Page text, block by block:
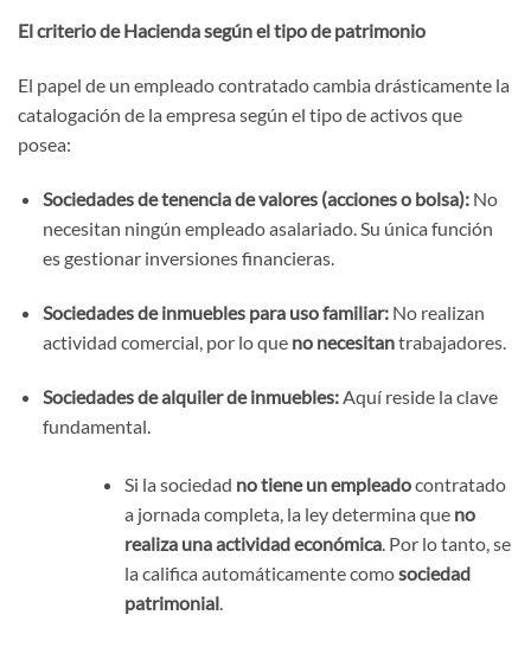
El criterio de Hacienda según el tipo de patrimonio
El papel de un empleado contratado cambia drásticamente la
catalogación de la empresa según el tipo de activos que
posea:
Sociedades de tenencia de valores (acciones o bolsa):No
necesitan ningún empleado asalariado. Su única función
es gestionar inversiones financieras.
Sociedades de inmuebles para uso familiar:No realizan
actividad comercial, por lo que no necesitantrabajadores.
Sociedades de alquiler de inmuebles:Aquí reside la clave
fundamental.
Si la sociedad no tiene un empleadocontratado
a jornada completa, la ley determina que no
realiza una actividad económica. Por lo tanto, se
la califica automáticamente comosociedad
patrimonial.